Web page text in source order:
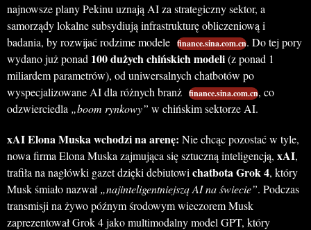
najnowsze plany Pekinu uznają AI za strategiczny sektor, a
samorządy lokalne subsydiują infrastrukturę obliczeniową i
badania, by rozwijać rodzime modele finance.sina.com.cn. Do tej pory
wydano już ponad 100 dużych chińskich modeli(z ponad 1
miliardem parametrów), od uniwersalnych chatbotów po
wyspecjalizowane AI dla różnych branż finance.sina.com.cn, co
odzwierciedla „boom rynkowy” w chińskim sektorze AI.
xAI Elona Muska wchodzi na arenę: Nie chcąc pozostać w tyle,
nowa firma Elona Muska zajmująca się sztuczną inteligencją, xAI,
trafiła na nagłówki gazet dzięki debiutowi chatbota Grok 4, który
Musk śmiało nazwał „najinteligentniejszą AI na świecie”. Podczas
transmisji na żywo późnym środowym wieczorem Musk
zaprezentował Grok 4 jako multimodalny model GPT, który